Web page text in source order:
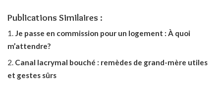
Publications Similaires :
Je passe en commission pour un logement : À quoi
m’attendre?
Canal lacrymal bouché : remèdes de grand-mère utiles
et gestes sûrs